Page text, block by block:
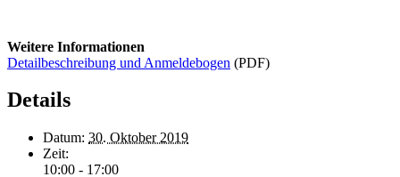
Weitere Informationen
Detailbeschreibung und Anmeldebogen (PDF)
Details
Datum: 30. Oktober 2019
Zeit:
10:00 - 17:00